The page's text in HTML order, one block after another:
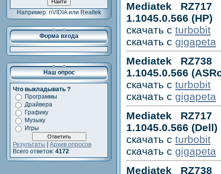
Например: nVIDIA или Realtek
Форма входа
Наш опрос
Что выкладывать ?
Программы
Драйвера
Графику
Музыку
Игры
Результаты
Архив опросов
Всего ответов: 4172
Mediatek
1.1045.0.566 (HP)
скачать с turbobit
скачать с gigapeta
Mediatek
1.1045.0.566
скачать с turbobit
скачать с gigapeta
Mediatek
1.1045.0.566 (Dell)
скачать с turbobit
скачать с gigapeta
Mediatek